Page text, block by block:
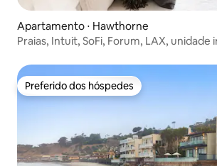
Apartamento ⋅ Hawthorne
Praias, Intuit, SoFi, Forum, LAX, unidade
Preferido dos hóspedes
Preferido dos hóspedes